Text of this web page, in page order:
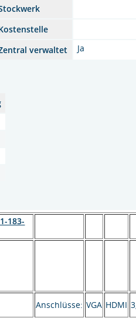
verwaltet Ja
183-
Anschlüsse: VGA HDMI